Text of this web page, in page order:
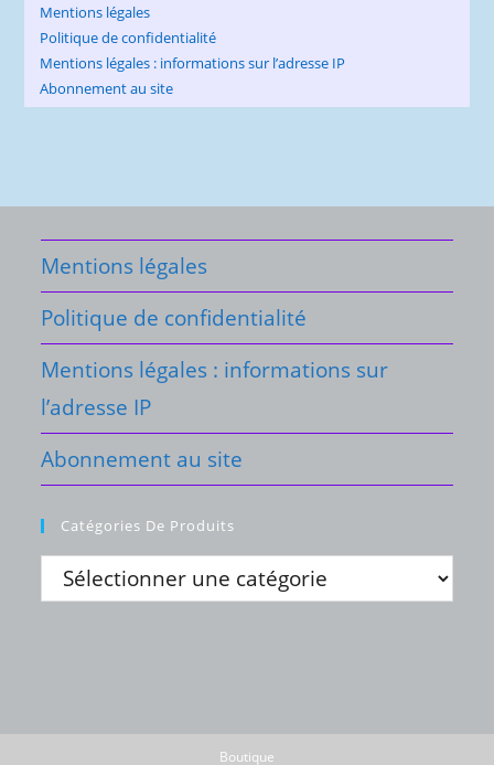
Mentions légales
Politique de confidentialité
Mentions légales : informations sur l’adresse IP
Abonnement au site
Mentions légales
Politique de confidentialité
Mentions légales : informations sur
l’adresse IP
Abonnement au site
Catégories De Produits
Boutique